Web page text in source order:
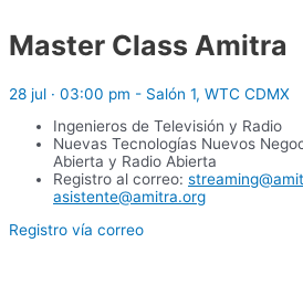
Master Class Amitra
28 jul · 03:00 pm - Salón 1, WTC CDMX
Ingenieros de Televisión y Radio
Nuevas Tecnologías Nuevos
Abierta y Radio Abierta
Registro al correo:
asistente@amitra.org
Registro vía correo